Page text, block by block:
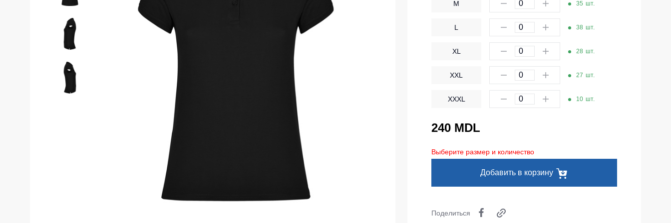
Костюмы утепленные
Детские футболки
Одноразовая спецодежда
Термобелье
Специальная одежда
Головные уборы
Баффы
Балаклавы
Аксессуары
Рубашки
Страховочное оборудование
Наколенники
Сумки и Рюкзаки
Хозинвентарь
M 35 шт.
L 38 шт.
XL 28 шт.
XXL 27 шт.
XXXL 10 шт.
240 MDL
Выберите размер и количество
Добавить в корзину
Поделиться